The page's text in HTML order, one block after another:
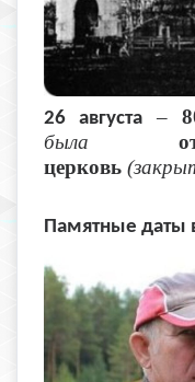
26 августа –
была
церковь
Памятные даты